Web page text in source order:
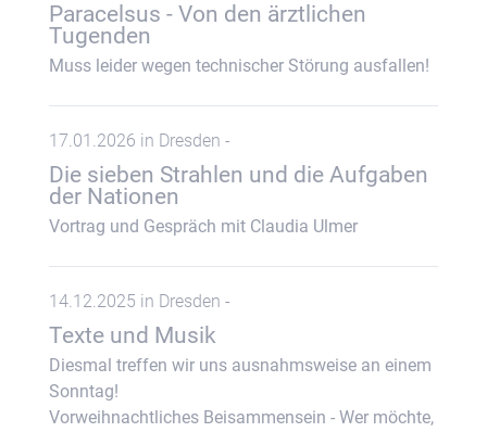
Paracelsus - Von den ärztlichen
Tugenden
Muss leider wegen technischer Störung ausfallen!
17.01.2026 in Dresden -
Die sieben Strahlen und die Aufgaben
der Nationen
Vortrag und Gespräch mit Claudia Ulmer
14.12.2025 in Dresden -
Texte und Musik
Diesmal treffen wir uns ausnahmsweise an einem
Sonntag!
Vorweihnachtliches Beisammensein - Wer möchte,